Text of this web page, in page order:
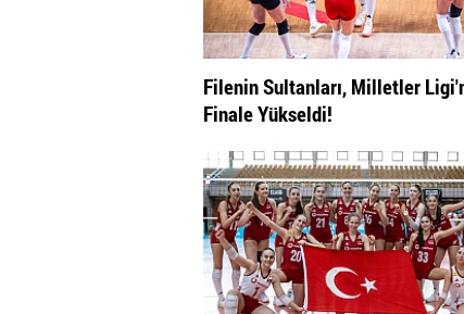
Filenin Sultanları, Milletler
Finale Yükseldi!